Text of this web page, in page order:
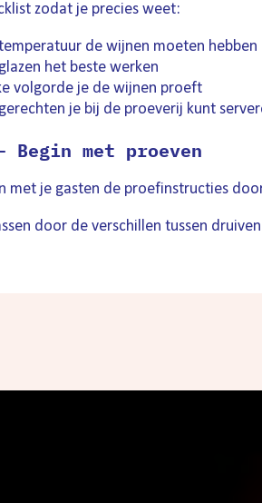
zodat je precies weet:
de wijnen moeten hebben
het beste werken
volgorde je de wijnen proeft
je bij de proeverij kunt
Begin met proeven
met je gasten de proefinstructies
door de verschillen tussen